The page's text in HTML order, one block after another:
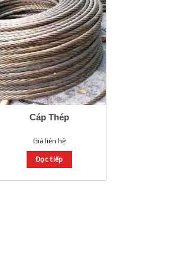
Cáp Thép
Giá liên hệ
Đọc tiếp